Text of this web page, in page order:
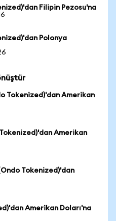
Filipin Pezosu'na
Polonya
Tokenized)'dan Amerikan
Amerikan
Tokenized)'dan
Amerikan Doları'na